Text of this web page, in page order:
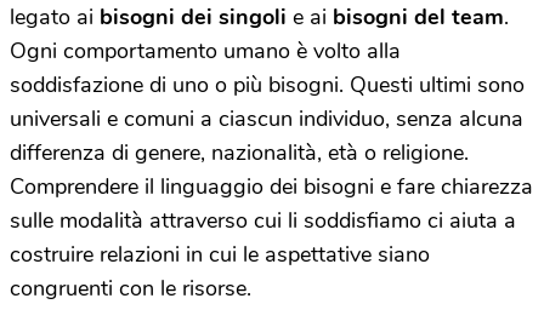
legato ai bisogni dei singoli e ai bisogni del team.
Ogni comportamento umano è volto alla
soddisfazione di uno o più bisogni. Questi ultimi sono
universali e comuni a ciascun individuo, senza alcuna
differenza di genere, nazionalità, età o religione.
Comprendere il linguaggio dei bisogni e fare chiarezza
sulle modalità attraverso cui li soddisfiamo ci aiuta a
costruire relazioni in cui le aspettative siano
congruenti con le risorse.